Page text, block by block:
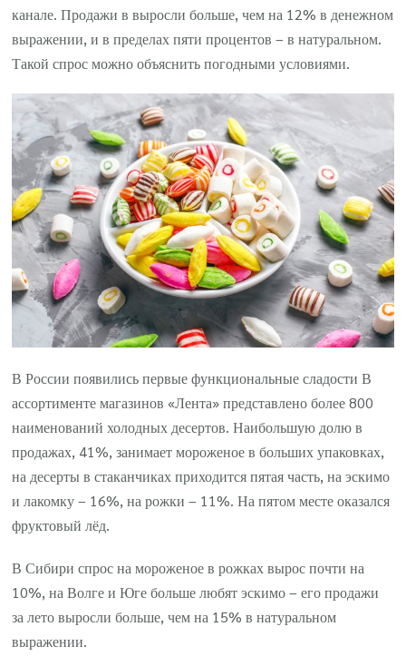
канале. Продажи в выросли больше, чем на 12% в денежном
выражении, и в пределах пяти процентов – в натуральном.
Такой спрос можно объяснить погодными условиями.
В России появились первые функциональные сладости В
ассортименте магазинов «Лента» представлено более 800
наименований холодных десертов. Наибольшую долю в
продажах, 41%, занимает мороженое в больших упаковках,
на десерты в стаканчиках приходится пятая часть, на эскимо
и лакомку – 16%, на рожки – 11%. На пятом месте оказался
фруктовый лёд.
В Сибири спрос на мороженое в рожках вырос почти на
10%, на Волге и Юге больше любят эскимо – его продажи
за лето выросли больше, чем на 15% в натуральном
выражении.